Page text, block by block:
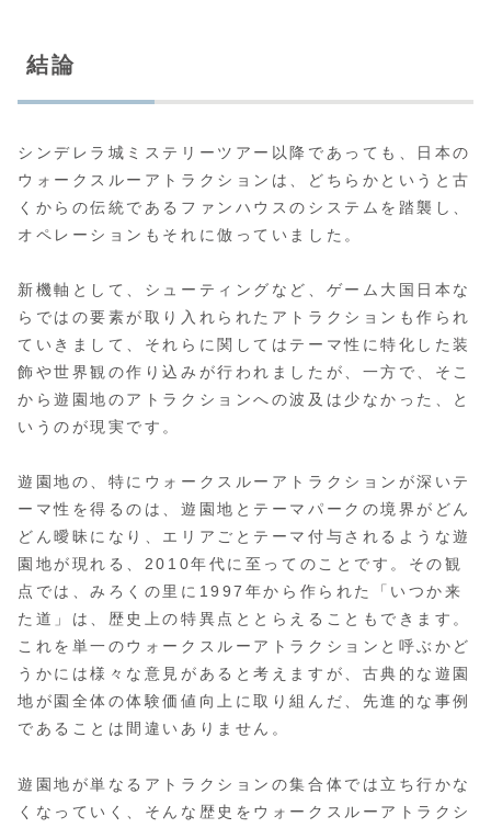
結論
シンデレラ城ミステリーツアー以降であっても、日本の
ウォークスルーアトラクションは、どちらかというと古
くからの伝統であるファンハウスのシステムを踏襲し、
オペレーションもそれに倣っていました。
新機軸として、シューティングなど、ゲーム大国日本な
らではの要素が取り入れられたアトラクションも作られ
ていきまして、それらに関してはテーマ性に特化した装
飾や世界観の作り込みが行われましたが、一方で、そこ
から遊園地のアトラクションへの波及は少なかった、と
いうのが現実です。
遊園地の、特にウォークスルーアトラクションが深いテ
ーマ性を得るのは、遊園地とテーマパークの境界がどん
どん曖昧になり、エリアごとテーマ付与されるような遊
園地が現れる、2010年代に至ってのことです。その観
点では、みろくの里に1997年から作られた「いつか来
た道」は、歴史上の特異点ととらえることもできます。
これを単一のウォークスルーアトラクションと呼ぶかど
うかには様々な意見があると考えますが、古典的な遊園
地が園全体の体験価値向上に取り組んだ、先進的な事例
であることは間違いありません。
遊園地が単なるアトラクションの集合体では立ち行かな
くなっていく、そんな歴史をウォークスルーアトラクシ